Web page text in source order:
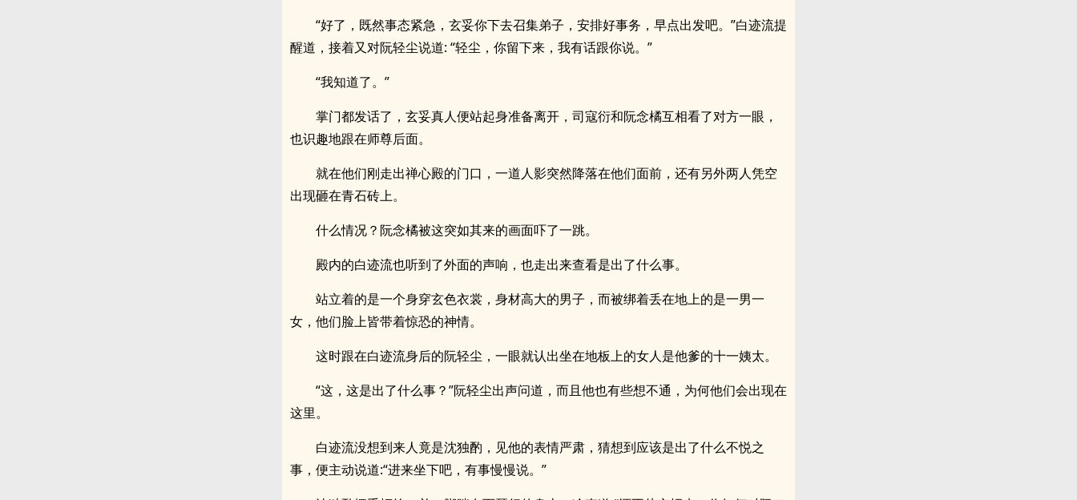
“好了，既然事态紧急，玄妥你下去召集弟子，安排好事务，早点出发吧。”白迹流提
醒道，接着又对阮轻尘说道: “轻尘，你留下来，我有话跟你说。”
“我知道了。”
掌门都发话了，玄妥真人便站起身准备离开，司寇衍和阮念橘互相看了对方一眼，
也识趣地跟在师尊后面。
就在他们刚走出禅心殿的门口，一道人影突然降落在他们面前，还有另外两人凭空
出现砸在青石砖上。
什么情况？阮念橘被这突如其来的画面吓了一跳。
殿内的白迹流也听到了外面的声响，也走出来查看是出了什么事。
站立着的是一个身穿玄色衣裳，身材高大的男子，而被绑着丢在地上的是一男一
女，他们脸上皆带着惊恐的神情。
这时跟在白迹流身后的阮轻尘，一眼就认出坐在地板上的女人是他爹的十一姨太。
“这，这是出了什么事？”阮轻尘出声问道，而且他也有些想不通，为何他们会出现在
这里。
白迹流没想到来人竟是沈独酌，见他的表情严肃，猜想到应该是出了什么不悦之
事，便主动说道:“进来坐下吧，有事慢慢说。”